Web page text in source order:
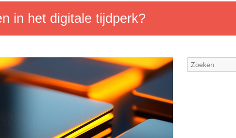
in het digitale tijdperk?